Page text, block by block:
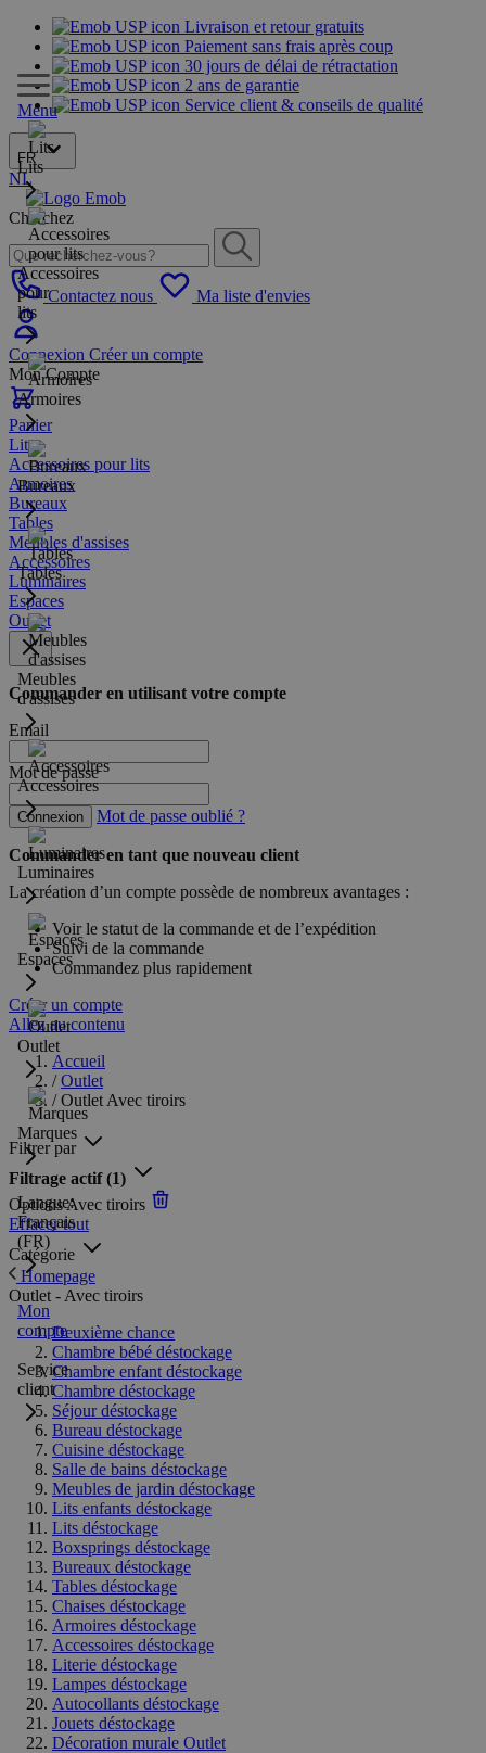
Livraison et retour gratuits
Paiement sans frais après coup
30 jours de délai de rétractation
2 ans de garantie
Service client & conseils de qualité
FR
NL
Cherchez
Contactez nous Ma liste d'envies
Connexion Créer un compte
Mon Compte
Panier
Menu
Lits
Accessoires
pour
lits
Armoires
Bureaux
Tables
Meubles
d'assises
Accessoires
Luminaires
Espaces
Outlet
Marques
Langue:
Français
(FR)
Mon
compte
Service
client
Lits
Accessoires pour lits
Armoires
Bureaux
Tables
Meubles d'assises
Accessoires
Luminaires
Espaces
Outlet
Commander en utilisant votre compte
Email
Mot de passe
Connexion Mot de passe oublié ?
Commander en tant que nouveau client
La création d’un compte possède de nombreux avantages :
Voir le statut de la commande et de l’expédition
Suivi de la commande
Commandez plus rapidement
Créer un compte
Allez au contenu
Accueil
/ Outlet
/ Outlet Avec tiroirs
Filtrer par
Filtrage actif(1)
OptionsAvec tiroirs
Effacer tout
Catégorie
Homepage
Outlet - Avec tiroirs
Deuxième chance
Chambre bébé déstockage
Chambre enfant déstockage
Chambre déstockage
Séjour déstockage
Bureau déstockage
Cuisine déstockage
Salle de bains déstockage
Meubles de jardin déstockage
Lits enfants déstockage
Lits déstockage
Boxsprings déstockage
Bureaux déstockage
Tables déstockage
Chaises déstockage
Armoires déstockage
Accessoires déstockage
Literie déstockage
Lampes déstockage
Autocollants déstockage
Jouets déstockage
Décoration murale Outlet